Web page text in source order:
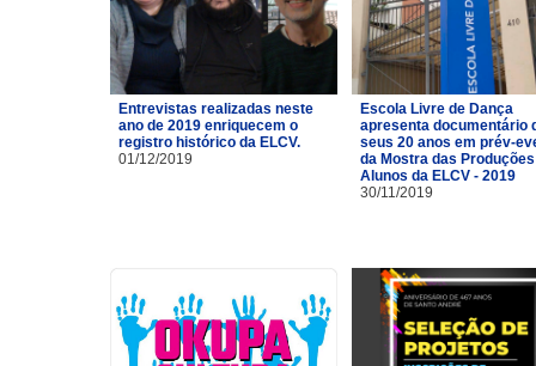
Entrevistas realizadas neste
ano de 2019 enriquecem o
registro histórico da ELCV.
01/12/2019
Escola Livre de Dança
apresenta documentário
seus 20 anos em prév-
da Mostra das
Alunos da ELCV - 2019
30/11/2019